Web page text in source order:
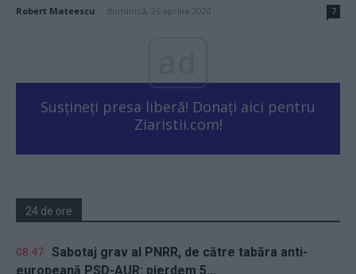
Robert Mateescu duminică, 26 aprilie 2020 7
Susțineți presa liberă! Donați aici pentru
Ziaristii.com!
24 de ore
08.47 Sabotaj grav al PNRR, de către tabăra anti-
europeană PSD-AUR: pierdem 5...